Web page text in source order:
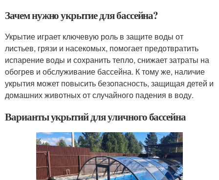
Зачем нужно укрытие для бассейна?
Укрытие играет ключевую роль в защите воды от
листьев, грязи и насекомых, помогает предотвратить
испарение воды и сохранить тепло, снижает затраты на
обогрев и обслуживание бассейна. К тому же, наличие
укрытия может повысить безопасность, защищая детей и
домашних животных от случайного падения в воду.
Варианты укрытий для уличного бассейна